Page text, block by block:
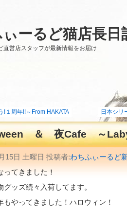
ーるど猫店長日
直営店スタッフが最新情報をお届け
!１周年!!～From HAKATA 日本シリ
＆ 夜Cafe ～
15日 土曜日 投稿者:わちふぃーるど
ってきました！
グッズ続々入荷してます。
もやってきました！ハロウィン！